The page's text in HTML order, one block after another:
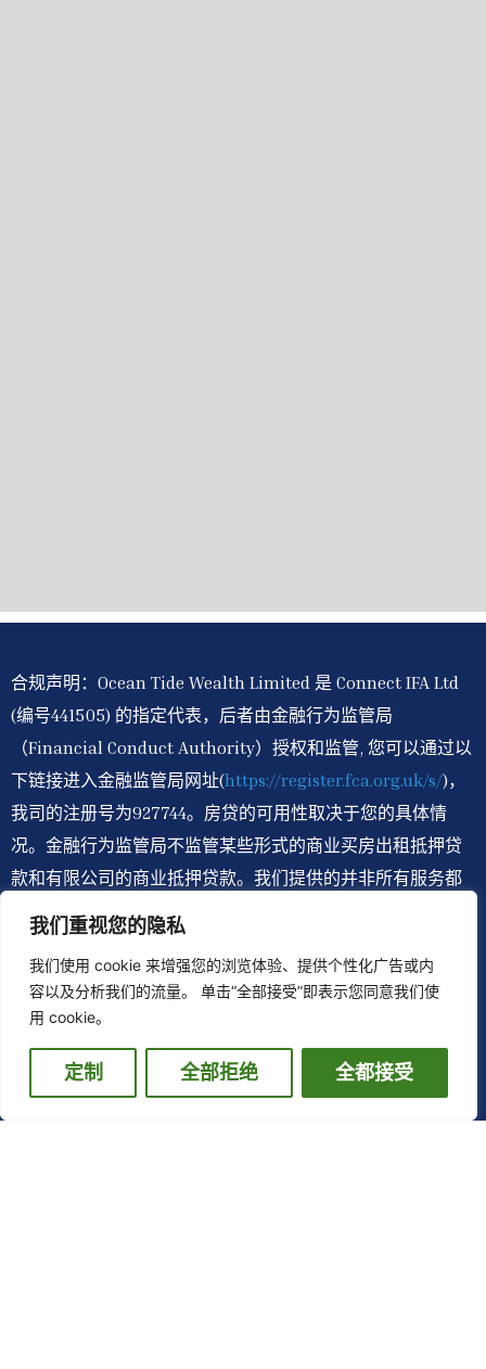
我们重视您的隐私
我们使用 cookie 来增强您的浏览体验、提供个性化广告或内
容以及分析我们的流量。 单击“全部接受”即表示您同意我们使
用 cookie。
定制 全部拒绝 全都接受
合规声明：Ocean Tide Wealth Limited 是 Connect IFA Ltd
(编号441505) 的指定代表，后者由金融行为监管局
（Financial Conduct Authority）授权和监管, 您可以通过以
下链接进入金融监管局网址(https://register.fca.org.uk/s/)，
我司的注册号为927744。房贷的可用性取决于您的具体情
况。金融行为监管局不监管某些形式的商业买房出租抵押贷
款和有限公司的商业抵押贷款。我们提供的并非所有服务都
受金融行为监管局的监管。如果您未能按时偿还房贷，您的
费用说明：提供抵押贷款建议将收取费用，具体金额将取决
于您的情况。您的顾问将在您选择继续之前确认具体金额，
但我们估计费用为£500至贷款金额 1.5%之间。
佣金披露：我司为英国按揭贷款经纪行，而非贷方。我们能